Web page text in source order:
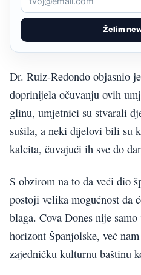
Želim
Dr. Ruiz-Redondo objasnio
doprinijela očuvanju ovih
glinu, umjetnici su stvarali
sušila, a neki dijelovi bili su
kalcita, čuvajući ih sve do
S obzirom na to da veći dio
postoji velika mogućnost da
blaga. Cova Dones nije
horizont Španjolske, već
zajedničku kulturnu baštinu